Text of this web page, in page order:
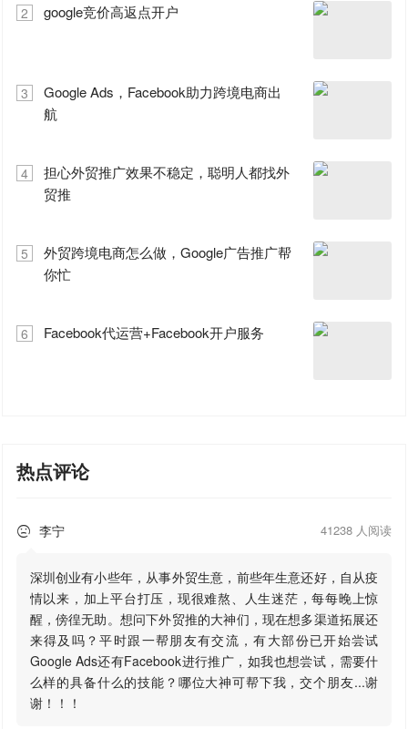
2 google竞价高返点开户
3
Google Ads，Facebook助力跨境电商出
航
4
担心外贸推广效果不稳定，聪明人都找外
贸推
5
外贸跨境电商怎么做，Google广告推广帮
你忙
6 Facebook代运营+Facebook开户服务
热点评论
 李宁 41238 人阅读
深圳创业有小些年，从事外贸生意，前些年生意还好，自从疫
情以来，加上平台打压，现很难熬、人生迷茫，每每晚上惊
醒，傍徨无助。想问下外贸推的大神们，现在想多渠道拓展还
来得及吗？平时跟一帮朋友有交流，有大部份已开始尝试
Google Ads还有Facebook进行推广，如我也想尝试，需要什
么样的具备什么的技能？哪位大神可帮下我，交个朋友...谢
谢！！！